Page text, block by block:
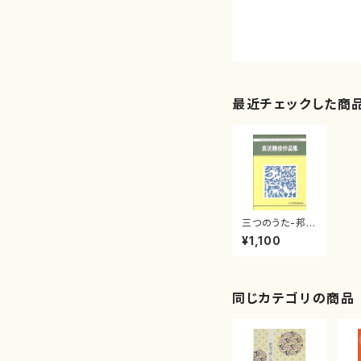
最近チェックした商
三つのうた-邦楽
器と女声合唱に
よる-(/長沢 勝
¥1,100
同じカテゴリの商品